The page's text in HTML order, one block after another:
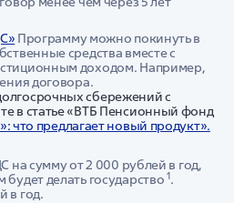
Программу можно покинуть в
средства вместе с
доходом. Например,
договора.
сбережений с
в статье «ВТБ Пенсионный фонд
что предлагает новый продукт».
на сумму от 2 000 рублей в год,
делать государство1.
в год.